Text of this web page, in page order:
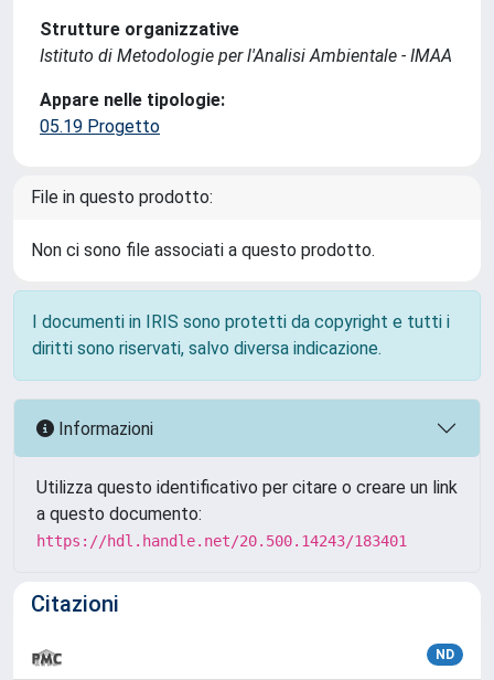
Strutture organizzative
Istituto di Metodologie per l'Analisi Ambientale - IMAA
Appare nelle tipologie:
05.19 Progetto
File in questo prodotto:
Non ci sono file associati a questo prodotto.
I documenti in IRIS sono protetti da copyright e tutti i
diritti sono riservati, salvo diversa indicazione.
Informazioni
Utilizza questo identificativo per citare o creare un link
a questo documento:
https://hdl.handle.net/20.500.14243/183401
Citazioni
ND